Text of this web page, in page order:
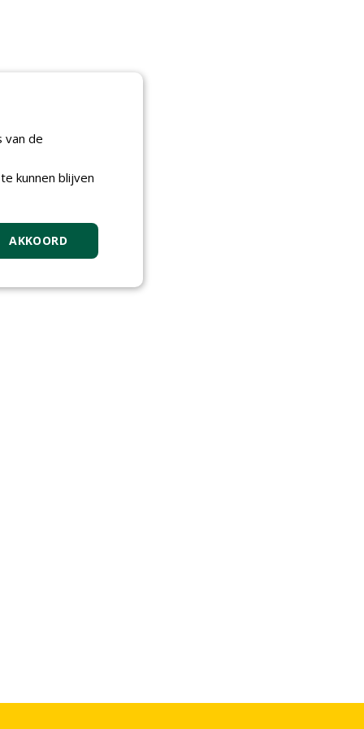
van de
kunnen blijven
AKKOORD